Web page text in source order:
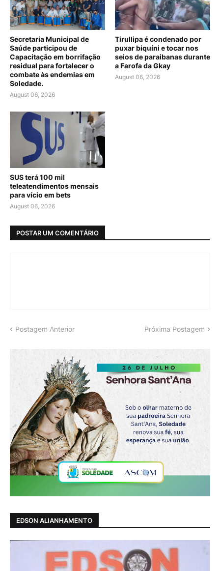
Secretaria Municipal de
Saúde participou de
Capacitação em borrifação
residual para fortalecer o
combate às endemias em
Soledade.
August 06, 2026
Tirullipa é condenado por
puxar biquíni e tocar nos
seios de paraibanas durante
a Farofa da Gkay
August 06, 2026
SUS terá 100 mil
teleatendimentos mensais
para vício em bets
August 06, 2026
POSTAR UM COMENTÁRIO
Postagem Anterior Próxima Postagem
EDSON ALIANHAMENTO